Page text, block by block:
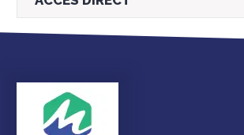
Droits et
démarches